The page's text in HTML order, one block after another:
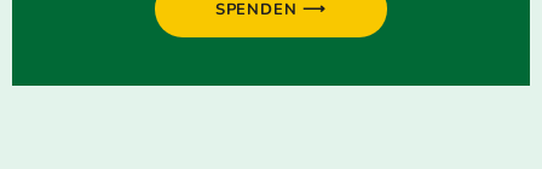
SPENDEN ⟶